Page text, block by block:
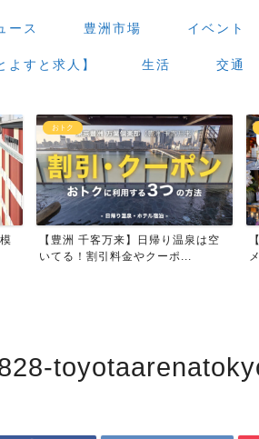
ース 豊洲市場 イベント
よすと求人】 生活 交通
グルメ
【豊洲 千客万来】1,000円以下グル
メまとめ